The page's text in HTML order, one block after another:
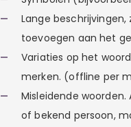
Lange beschrijvingen,
toevoegen aan het
Variaties op het
merken. (offline per
Misleidende
of bekend persoon,